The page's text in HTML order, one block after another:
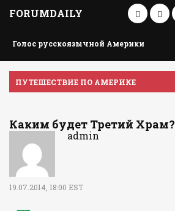
FORUMDAILY
Голос русскоязычной Америки
ПУТЕШЕСТВИЕ ПО АМЕРИКЕ
Каким будет Третий Храм?
admin
19.07.2014, 18:00 EST